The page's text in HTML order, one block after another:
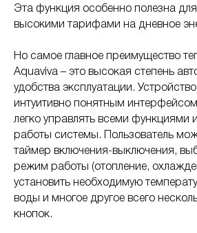
Эта функция особенно полезна
высокими тарифами на дневное
Но самое главное преимущество
Aquaviva – это высокая степень
удобства эксплуатации.
интуитивно понятным
легко управлять всеми функциями
работы системы. Пользователь
таймер включения-выключения,
режим работы (отопление,
установить необходимую
воды и многое другое всего
кнопок.